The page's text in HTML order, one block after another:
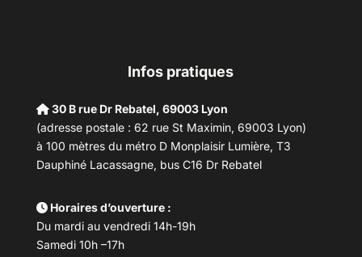
Infos pratiques
30 B rue Dr Rebatel, 69003 Lyon
(adresse postale : 62 rue St Maximin, 69003 Lyon)
à 100 mètres du métro D Monplaisir Lumière, T3
Dauphiné Lacassagne, bus C16 Dr Rebatel
Horaires d’ouverture :
Du mardi au vendredi 14h-19h
Samedi 10h –17h